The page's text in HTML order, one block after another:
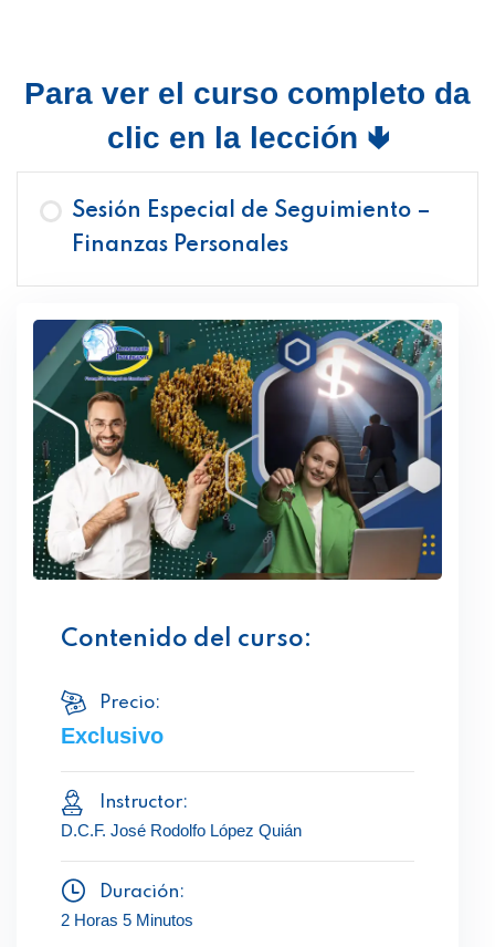
Para ver el curso completo da
clic en la lección 🢃
Sesión Especial de Seguimiento –
Finanzas Personales
Contenido del curso:
Precio:
Exclusivo
Instructor:
D.C.F. José Rodolfo López Quián
Duración:
2 Horas 5 Minutos